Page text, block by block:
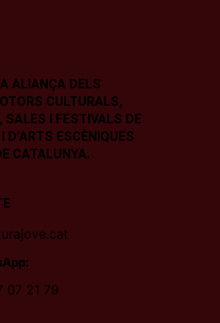
ALIANÇA DELS
CULTURALS,
SALES I FESTIVALS DE
D’ARTS ESCÈNIQUES
CATALUNYA.
07 21 79